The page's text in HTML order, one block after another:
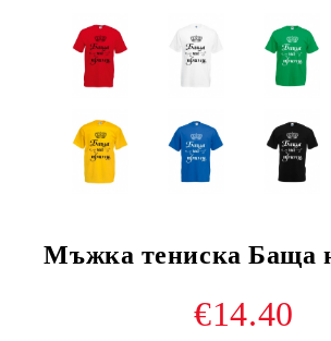
Мъжка тениска Баща
€14.40